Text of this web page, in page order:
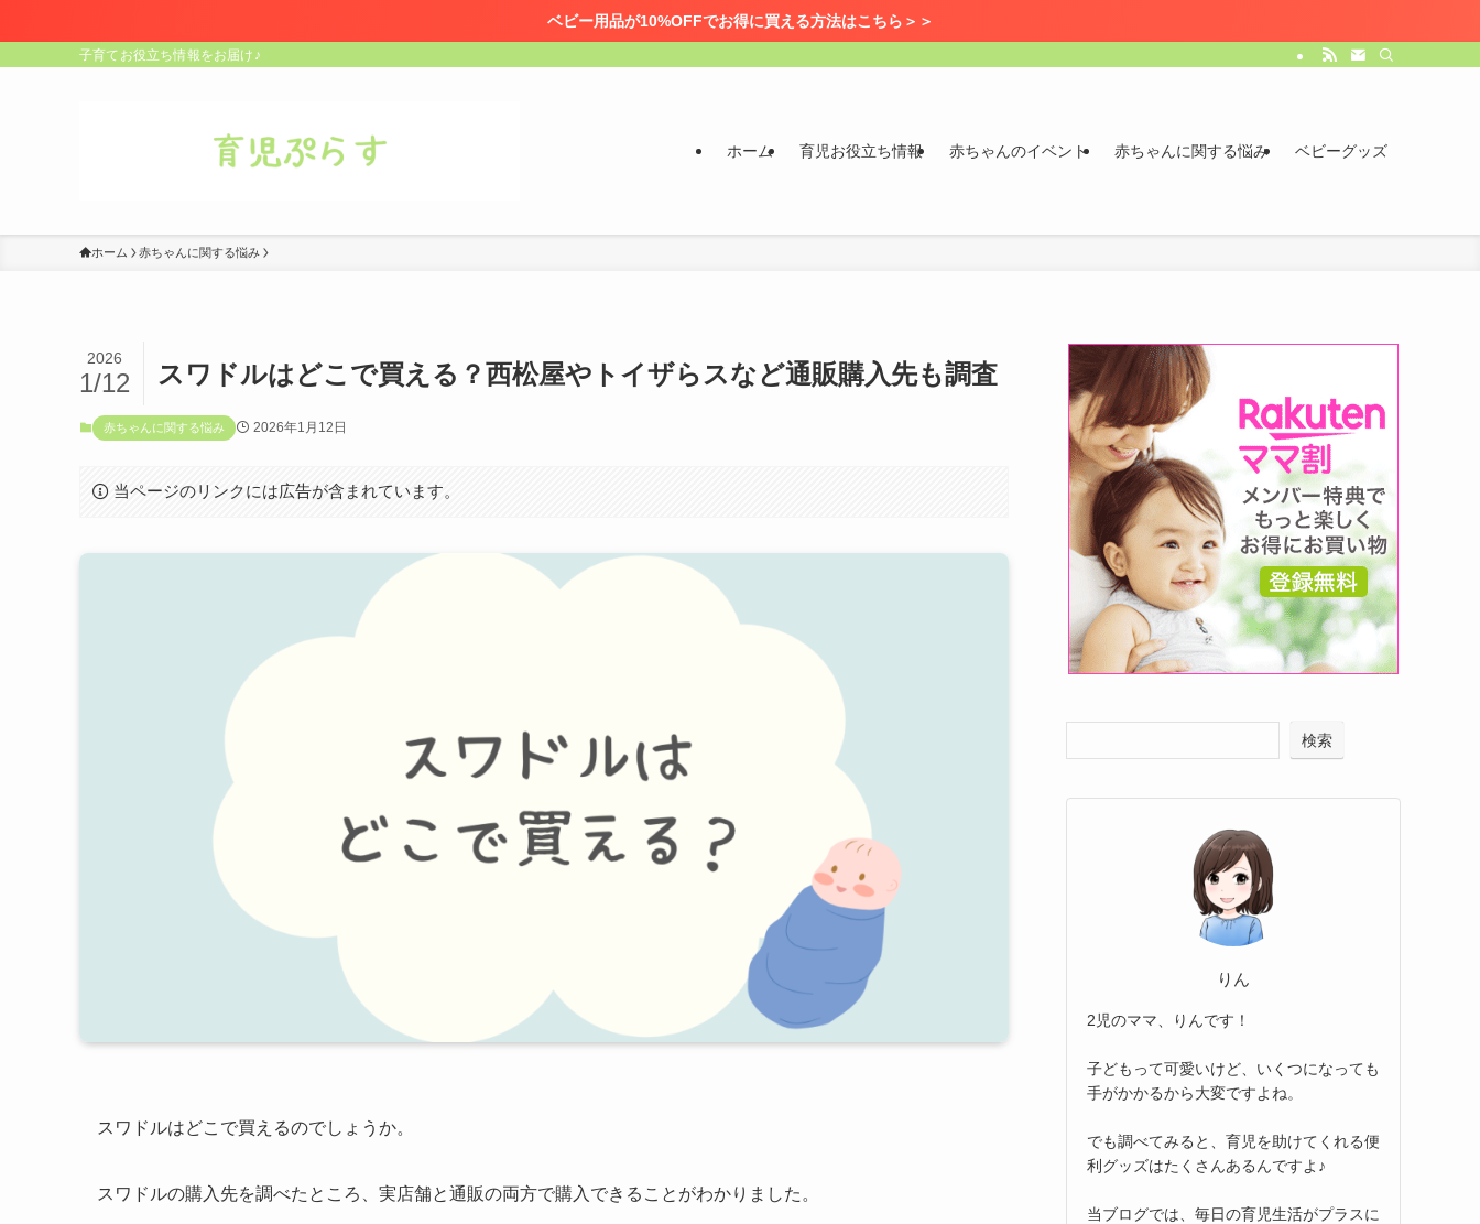
ベビー用品が10%OFFでお得に買える方法はこちら＞＞
子育てお役立ち情報をお届け♪
ホーム 育児お役立ち情報 赤ちゃんのイベント 赤ちゃんに関する悩み ベビーグッズ
ホーム 赤ちゃんに関する悩み
スワドルはどこで買える？西松屋やトイザらスなど通販購入先も調査
2026
1/12
赤ちゃんに関する悩み 2026年1月12日
当ページのリンクには広告が含まれています。
スワドルはどこで買えるのでしょうか。
スワドルの購入先を調べたところ、実店舗と通販の両方で購入できることがわかりました。
検索
りん
2児のママ、りんです！
子どもって可愛いけど、いくつになっても
手がかかるから大変ですよね。
でも調べてみると、育児を助けてくれる便
利グッズはたくさんあるんですよ♪
当ブログでは、毎日の育児生活がプラスに